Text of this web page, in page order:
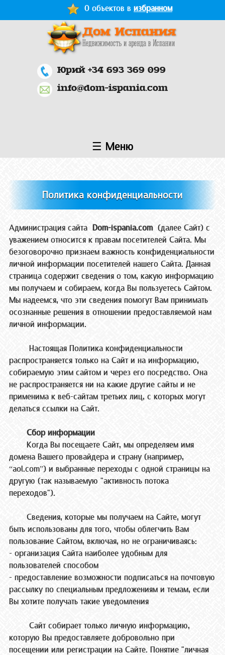
Перейти к основному содержанию
0 объектов в избранном
Юрий +34 693 369 099
info@dom-ispania.com
☰ Меню
Политика конфиденциальности
Администрация сайта Dom-ispania.com (далее Сайт) с
уважением относится к правам посетителей Сайта. Мы
безоговорочно признаем важность конфиденциальности
личной информации посетителей нашего Сайта. Данная
страница содержит сведения о том, какую информацию
мы получаем и собираем, когда Вы пользуетесь Сайтом.
Мы надеемся, что эти сведения помогут Вам принимать
осознанные решения в отношении предоставляемой нам
личной информации.
Настоящая Политика конфиденциальности
распространяется только на Сайт и на информацию,
собираемую этим сайтом и через его посредство. Она
не распространяется ни на какие другие сайты и не
применима к веб-сайтам третьих лиц, с которых могут
делаться ссылки на Сайт.
Сбор информации
Когда Вы посещаете Сайт, мы определяем имя
домена Вашего провайдера и страну (например,
“aol.com”) и выбранные переходы с одной страницы на
другую (так называемую "активность потока
переходов").
Сведения, которые мы получаем на Сайте, могут
быть использованы для того, чтобы облегчить Вам
пользование Сайтом, включая, но не ограничиваясь:
- организация Сайта наиболее удобным для
пользователей способом
- предоставление возможности подписаться на почтовую
рассылку по специальным предложениям и темам, если
Вы хотите получать такие уведомления
Сайт собирает только личную информацию,
которую Вы предоставляете добровольно при
посещении или регистрации на Сайте. Понятие "личная